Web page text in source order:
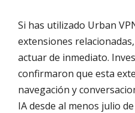
Si has utilizado Urban
extensiones
actuar de inmediato.
confirmaron que esta
navegación y
IA desde al menos julio